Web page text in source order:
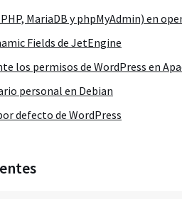
MariaDB y phpMyAdmin) en
Fields de JetEngine
los permisos de WordPress en
personal en Debian
defecto de WordPress